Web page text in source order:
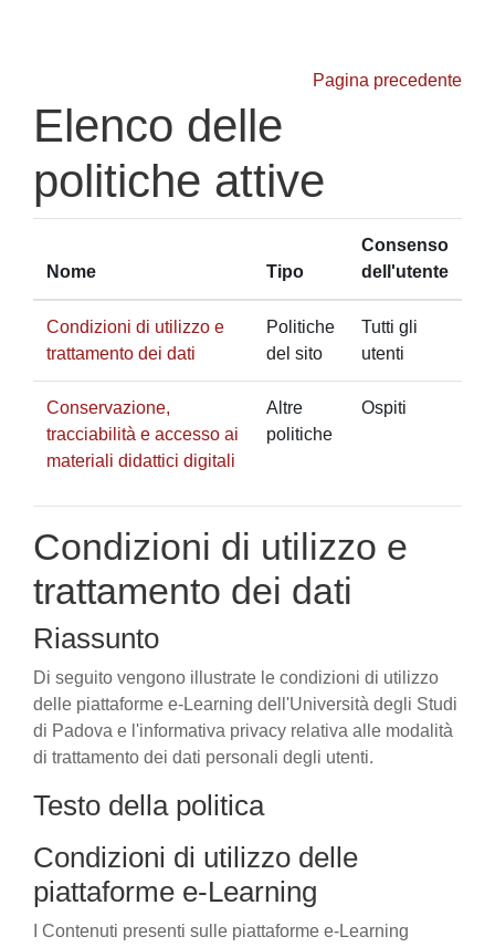
Pagina precedente
Elenco delle
politiche attive
Nome Tipo
Consenso
dell'utente
Condizioni di utilizzo e
trattamento dei dati
Politiche
del sito
Tutti gli
utenti
Conservazione,
tracciabilità e accesso ai
materiali didattici digitali
Altre
politiche
Ospiti
Condizioni di utilizzo e
trattamento dei dati
Riassunto
Di seguito vengono illustrate le condizioni di utilizzo
delle piattaforme e-Learning dell'Università degli Studi
di Padova e l'informativa privacy relativa alle modalità
di trattamento dei dati personali degli utenti.
Testo della politica
Condizioni di utilizzo delle
piattaforme e-Learning
I Contenuti presenti sulle piattaforme e-Learning